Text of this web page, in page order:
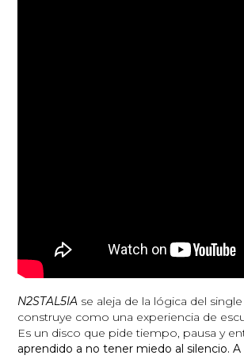
N2STAL5IA se aleja de la lógica del
construye como una experiencia de
Es un disco que pide tiempo, pausa y
aprendido a no tener miedo al silencio.